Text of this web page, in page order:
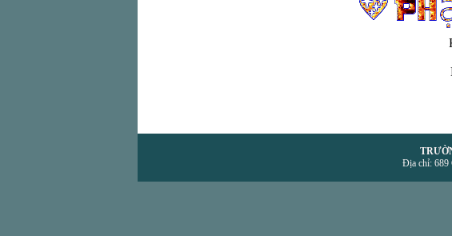
Địa chỉ: 689